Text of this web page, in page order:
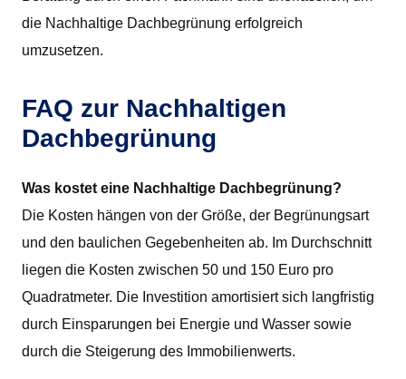
die Nachhaltige Dachbegrünung erfolgreich
umzusetzen.
FAQ zur Nachhaltigen
Dachbegrünung
Was kostet eine Nachhaltige Dachbegrünung?
Die Kosten hängen von der Größe, der Begrünungsart
und den baulichen Gegebenheiten ab. Im Durchschnitt
liegen die Kosten zwischen 50 und 150 Euro pro
Quadratmeter. Die Investition amortisiert sich langfristig
durch Einsparungen bei Energie und Wasser sowie
durch die Steigerung des Immobilienwerts.